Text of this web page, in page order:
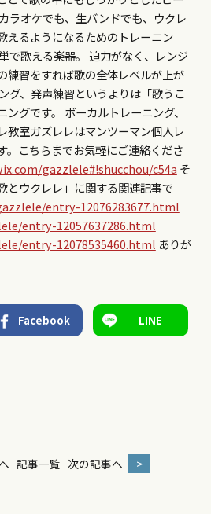
ラオケでも、生バンドでも、ウクレ
えるようになるためのトレーニン
で歌える楽器。 迫力がなく、レンジ
練習をすれば歌の全体レベルが上が
グ、発声練習というよりは「歌うこ
グです。 ボーカルトレーニング、
教室ガズレレはマンツーマン個人レ
。こちらまでお気軽にご連絡くださ
gazzlele#!shucchou/c54a そ
とウクレレ」に関する関連記事で
entry-12076283677.html
entry-12057637286.html
entry-12078535460.html ありが
Facebook LINE
記事一覧 次の記事へ >